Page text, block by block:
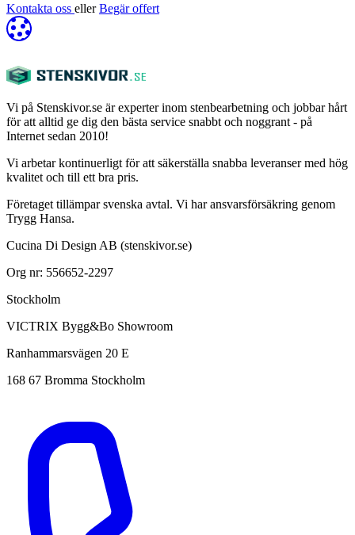
Kontakta oss eller Begär offert
Vi på Stenskivor.se är experter inom stenbearbetning och jobbar hårt
för att alltid ge dig den bästa service snabbt och noggrant - på
Internet sedan 2010!
Vi arbetar kontinuerligt för att säkerställa snabba leveranser med hög
kvalitet och till ett bra pris.
Företaget tillämpar svenska avtal. Vi har ansvarsförsäkring genom
Trygg Hansa.
Cucina Di Design AB (stenskivor.se)
Org nr: 556652-2297
Stockholm
VICTRIX Bygg&Bo Showroom
Ranhammarsvägen 20 E
168 67 Bromma Stockholm